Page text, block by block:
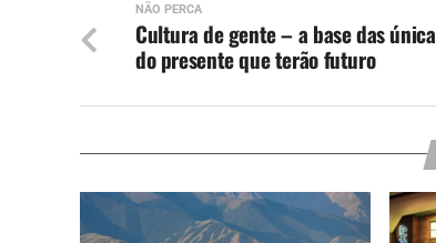
NÃO PERCA
Cultura de gente – a base das
do presente que terão futuro